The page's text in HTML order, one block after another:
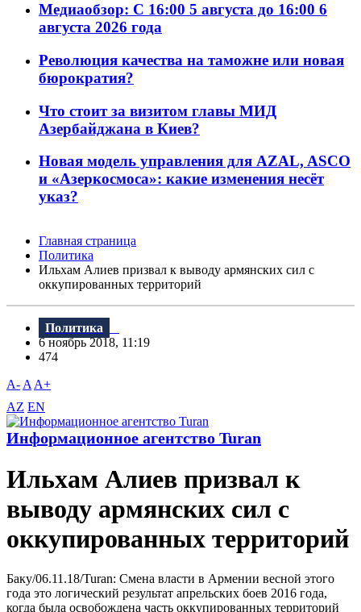
Медиаобзор: С 16:00 5 августа до 16:00 6
августа 2026 года
Революция качества на таможне или новая
бюрократия?
Что стоит за визитом главы МИД
Азербайджана в Киев?
Новая модель управления для AZAL, ASCO
и «Азеркосмоса»: какие изменения несёт
указ?
Главная страница
Политика
Ильхам Алиев призвал к выводу армянских сил с
оккупированных территорий
Политика
6 ноябрь 2018, 11:19
474
A- A A+
AZ EN
Информационное агентство Turan
Ильхам Алиев призвал к
выводу армянских сил с
оккупированных территорий
Баку/06.11.18/Turan: Смена власти в Армении весной этого
года это логический результат апрельских боев 2016 года,
когда была освобождена часть оккупированных территорий